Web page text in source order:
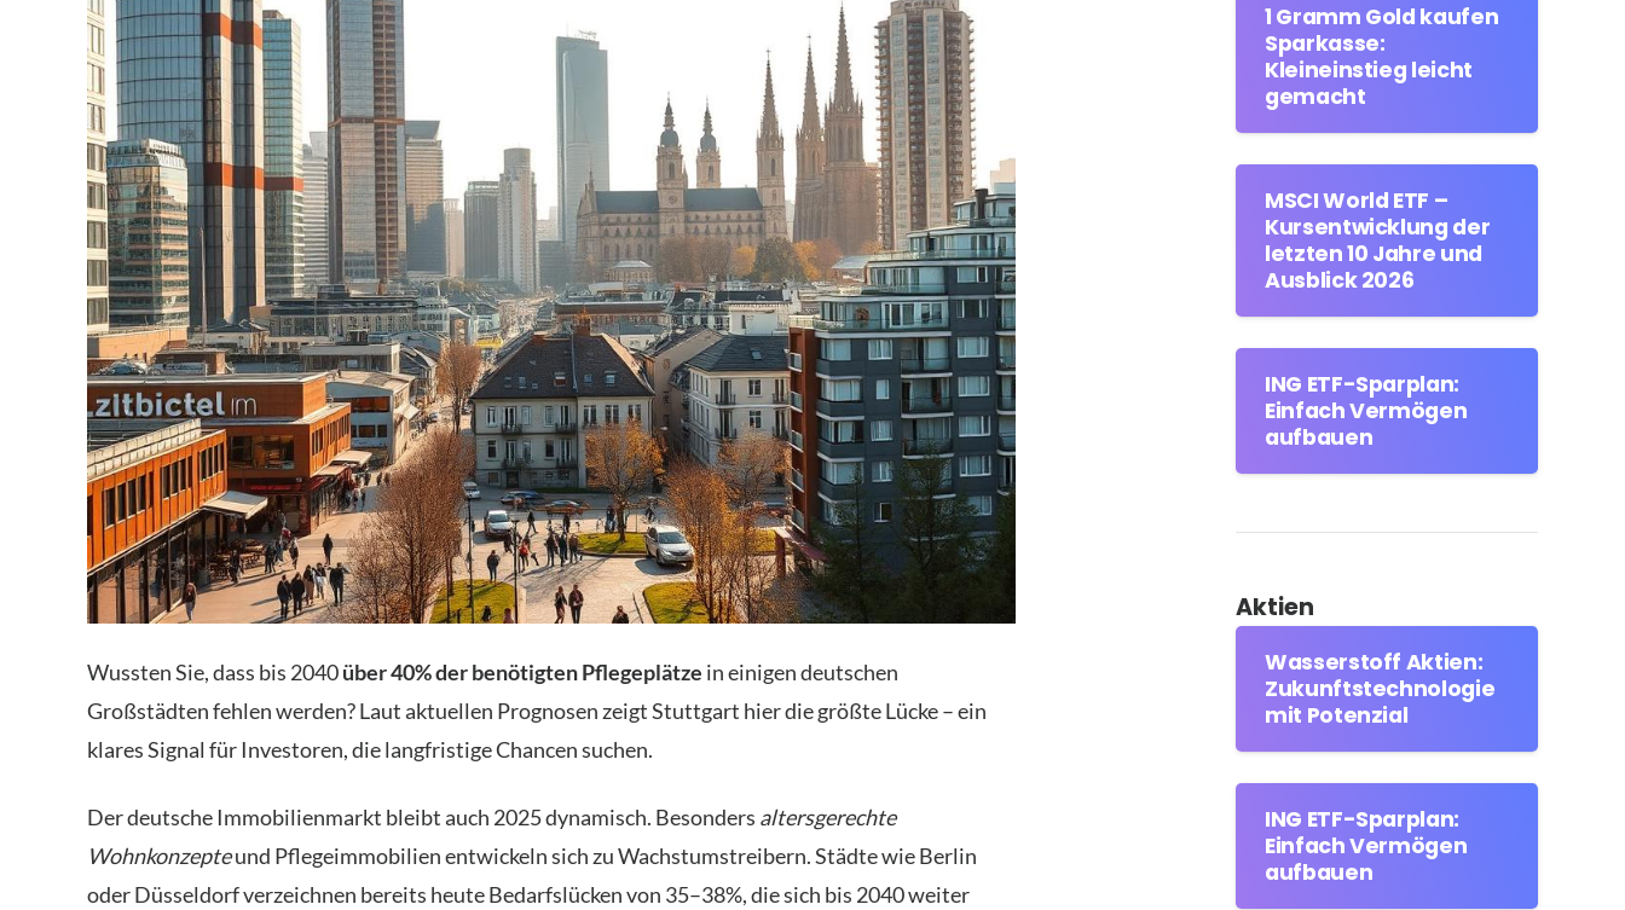
Wussten Sie, dass bis 2040über 40% der benötigten Pflegeplätze in einigen deutschen
Großstädten fehlen werden? Laut aktuellen Prognosen zeigt Stuttgart hier die größte Lücke – ein
klares Signal für Investoren, die langfristige Chancen suchen.
Der deutsche Immobilienmarkt bleibt auch 2025 dynamisch. Besonders altersgerechte
Wohnkonzepteund Pflegeimmobilien entwickeln sich zu Wachstumstreibern. Städte wie Berlin
oder Düsseldorf verzeichnen bereits heute Bedarfslücken von 35–38%, die sich bis 2040 weiter
1 Gramm Gold kaufen
Sparkasse:
Kleineinstieg leicht
gemacht
MSCI World ETF –
Kursentwicklung der
letzten 10 Jahre und
Ausblick 2026
ING ETF-Sparplan:
Einfach Vermögen
aufbauen
Aktien
Wasserstoff Aktien:
Zukunftstechnologie
mit Potenzial
ING ETF-Sparplan:
Einfach Vermögen
aufbauen